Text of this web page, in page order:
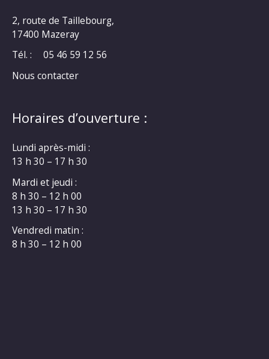
2, route de Taillebourg,
17400 Mazeray
Tél. :
05 46 59 12 56
Nous contacter
Horaires d’ouverture :
Lundi après-midi :
13 h 30 – 17 h 30
Mardi et jeudi :
8 h 30 – 12 h 00
13 h 30 – 17 h 30
Vendredi matin :
8 h 30 – 12 h 00